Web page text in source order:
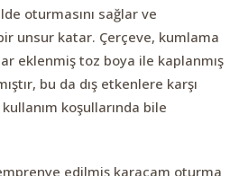
oturmasını sağlar ve
unsur katar. Çerçeve, kumlama
eklenmiş toz boya ile kaplanmış
bu da dış etkenlere karşı
koşullarında bile
edilmiş karaçam oturma